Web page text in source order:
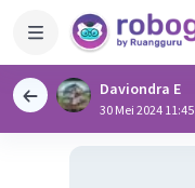
Daviondra E
30 Mei 2024 11:45